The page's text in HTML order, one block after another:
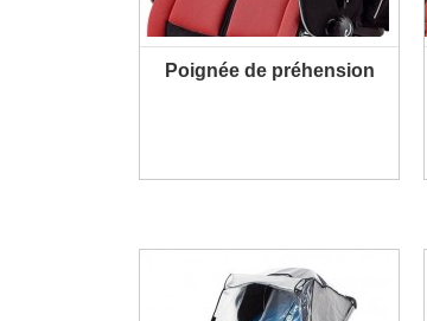
Poignée de préhension
PLUS D'INFORMATION